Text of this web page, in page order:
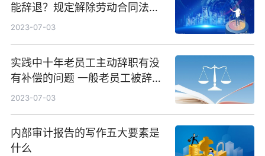
能辞退？规定解除劳动合同法定
情形有哪些？
2023-07-03
实践中十年老员工主动辞职有没
有补偿的问题 一般老员工被辞退
怎么补偿|全球微动态
2023-07-03
内部审计报告的写作五大要素是
什么